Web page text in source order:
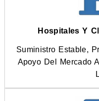
Hospitales Y
Suministro Estable,
Apoyo Del Mercado